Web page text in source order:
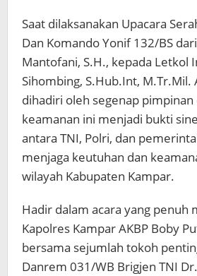
Saat dilaksanakan Upacara
Dan Komando Yonif 132/BS
Mantofani, S.H., kepada Letkol
Sihombing, S.Hub.Int, M.Tr.Mil.
dihadiri oleh segenap
keamanan ini menjadi bukti
antara TNI, Polri, dan
menjaga keutuhan dan
wilayah Kabupaten Kampar.
Hadir dalam acara yang penuh
Kapolres Kampar AKBP Boby
bersama sejumlah tokoh
Danrem 031/WB Brigjen TNI